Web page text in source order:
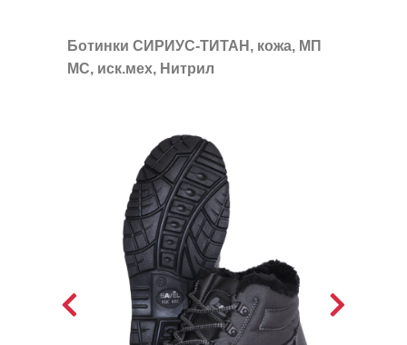
Ботинки СИРИУС-ТИТАН, кожа, МП
МС, иск.мех, Нитрил